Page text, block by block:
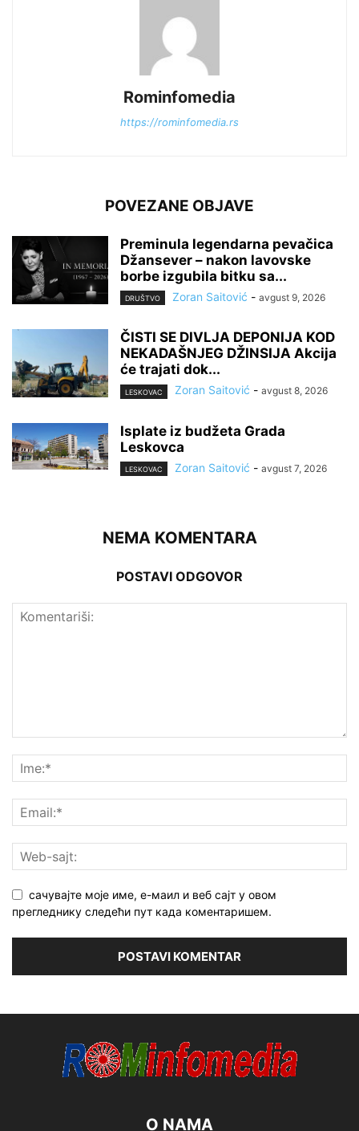
Rominfomedia
https://rominfomedia.rs
POVEZANE OBJAVE
Preminula legendarna pevačica
Džansever – nakon lavovske
borbe izgubila bitku sa...
DRUŠTVO Zoran Saitović - avgust 9, 2026
ČISTI SE DIVLJA DEPONIJA KOD
NEKADAŠNJEG DŽINSIJA Akcija
će trajati dok...
LESKOVAC Zoran Saitović - avgust 8, 2026
Isplate iz budžeta Grada
Leskovca
LESKOVAC Zoran Saitović - avgust 7, 2026
NEMA KOMENTARA
POSTAVI ODGOVOR
сачувајте моје име, е-маил и веб сајт у овом
прегледнику следећи пут када коментаришем.
O NAMA